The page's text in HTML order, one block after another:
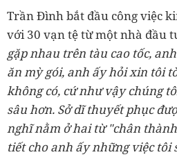
Trần Đình bắt đầu công việc
với 30 vạn tệ từ một nhà đầu
gặp nhau trên tàu cao tốc,
ăn mỳ gói, anh ấy hỏi xin tôi
không có, cứ như vậy chúng
sâu hơn. Sở dĩ thuyết phục
nghĩ nằm ở hai từ "chân
tiết cho anh ấy những việc tôi